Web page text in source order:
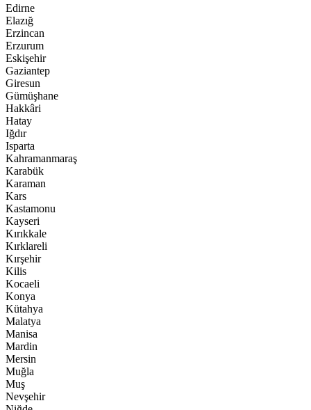
Edirne
Elazığ
Erzincan
Erzurum
Eskişehir
Gaziantep
Giresun
Gümüşhane
Hakkâri
Hatay
Iğdır
Isparta
Kahramanmaraş
Karabük
Karaman
Kars
Kastamonu
Kayseri
Kırıkkale
Kırklareli
Kırşehir
Kilis
Kocaeli
Konya
Kütahya
Malatya
Manisa
Mardin
Mersin
Muğla
Muş
Nevşehir